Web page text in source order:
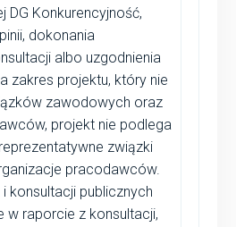
DG Konkurencyjność,
dokonania
albo uzgodnienia
zakres projektu, który nie
zawodowych oraz
projekt nie podlega
związki
pracodawców.
konsultacji publicznych
w raporcie z konsultacji,